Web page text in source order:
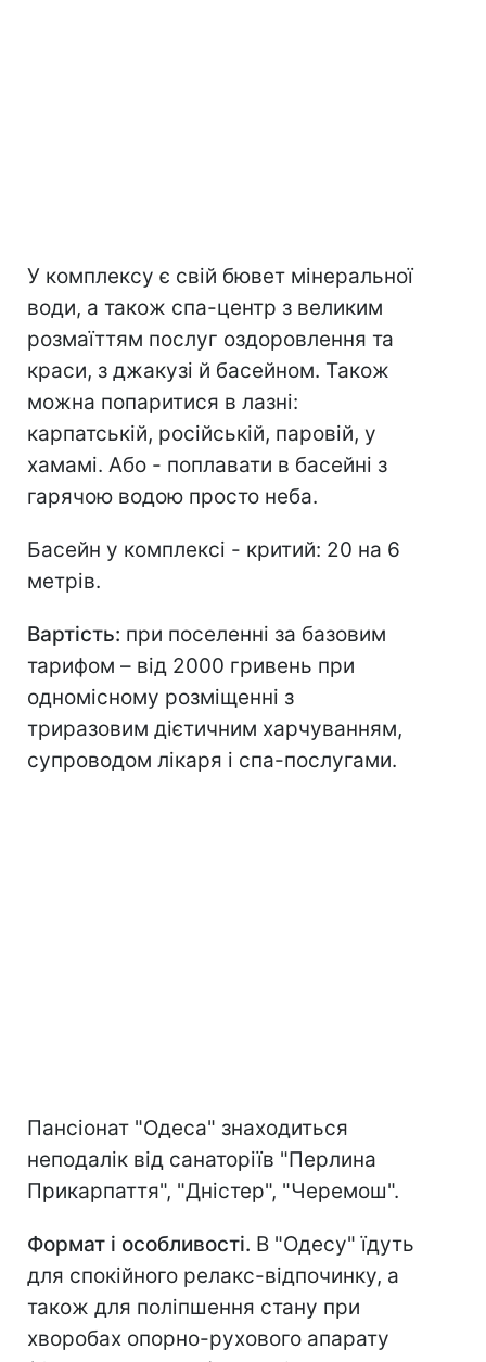
У комплексу є свій бювет мінеральної
води, а також спа-центр з великим
розмаїттям послуг оздоровлення та
краси, з джакузі й басейном. Також
можна попаритися в лазні:
карпатській, російській, паровій, у
хамамі. Або - поплавати в басейні з
гарячою водою просто неба.
Басейн у комплексі - критий: 20 на 6
метрів.
Вартість: при поселенні за базовим
тарифом – від 2000 гривень при
одномісному розміщенні з
триразовим дієтичним харчуванням,
супроводом лікаря і спа-послугами.
Пансіонат "Одеса" знаходиться
неподалік від санаторіїв "Перлина
Прикарпаття", "Дністер", "Черемош".
Формат і особливості. В "Одесу" їдуть
для спокійного релакс-відпочинку, а
також для поліпшення стану при
хворобах опорно-рухового апарату